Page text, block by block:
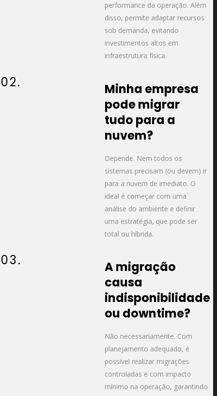
performance da operação. Além
disso, permite adaptar recursos
sob demanda, evitando
investimentos altos em
infraestrutura física.
02.
Minha empresa
pode migrar
tudo para a
nuvem?
Depende. Nem todos os
sistemas precisam (ou devem) ir
para a nuvem de imediato. O
ideal é começar com uma
análise do ambiente e definir
uma estratégia, que pode ser
total ou híbrida.
03.
A migração
causa
indisponibilidade
ou downtime?
Não necessariamente. Com
planejamento adequado, é
possível realizar migrações
controladas e com impacto
mínimo na operação, garantindo